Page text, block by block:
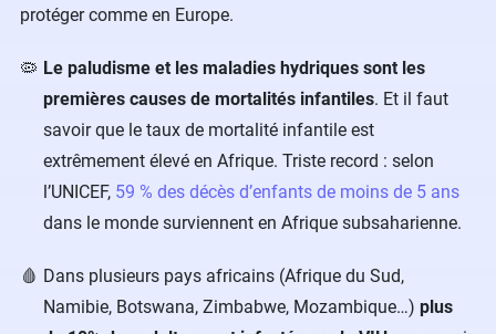
protéger comme en Europe.
Le paludisme et les maladies hydriques sont les
premières causes de mortalités infantiles. Et il faut
savoir que le taux de mortalité infantile est
extrêmement élevé en Afrique. Triste record : selon
l’UNICEF, 59 % des décès d’enfants de moins de 5 ans
dans le monde surviennent en Afrique subsaharienne.
Dans plusieurs pays africains (Afrique du Sud,
Namibie, Botswana, Zimbabwe, Mozambique…) plus